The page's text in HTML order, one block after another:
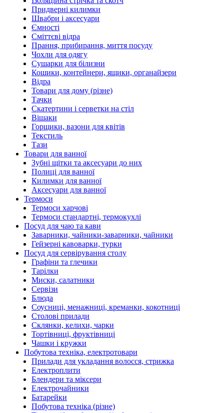
Придверні килимки
Швабри і аксесуари
Ємності
Сміттєві відра
Прання, прибирання, миття посуду
Чохли для одягу
Сушарки для білизни
Кошики, контейнери, ящики, органайзери
Відра
Товари для дому (різне)
Тачки
Скатертини і серветки на стіл
Вішаки
Горщики, вазони для квітів
Текстиль
Тази
Товари для ванної
Зубні щітки та аксесуари до них
Полиці для ванної
Килимки для ванної
Аксесуари для ванної
Термоси
Термоси харчові
Термоси стандартні, термокухлі
Посуд для чаю та кави
Заварники, чайники-заварники, чайники
Гейзерні кавоварки, турки
Посуд для сервірування столу
Графіни та глечики
Тарілки
Миски, салатники
Сервізи
Блюда
Соусниці, менажниці, креманки, кокотниці
Столові прилади
Склянки, келихи, чарки
Тортівниці, фруктівниці
Чашки і кружки
Побутова техніка, електротовари
Прилади для укладання волосся, стрижка
Електроплити
Блендери та міксери
Електрочайники
Батарейки
Побутова техніка (різне)